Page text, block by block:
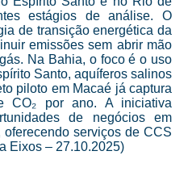
estágios de análise. O
de transição energética da
emissões sem abrir mão
Na Bahia, o foco é o uso
Santo, aquíferos salinos
piloto em Macaé já captura
CO₂ por ano. A iniciativa
de negócios em
serviços de CCS
Eixos – 27.10.2025)